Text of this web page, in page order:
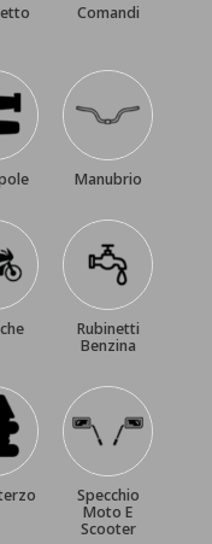
Comandi
Manubrio
Rubinetti
Benzina
Specchio
Moto E
Scooter